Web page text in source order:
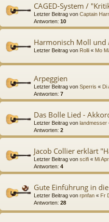
CAGED-System /
Letzter Beitrag von Captain
Antworten: 10
Harmonisch Moll und
Letzter Beitrag von Rolli « Mo
Arpeggien
Letzter Beitrag von Sperris « Di
Antworten: 7
Das Bolle Lied -
Letzter Beitrag von landmesser
Antworten: 2
Jacob Collier erklärt
Letzter Beitrag von scifi « Mi
Antworten: 4
Gute Einführung in
Letzter Beitrag von rpnfan « Fr
Antworten: 28